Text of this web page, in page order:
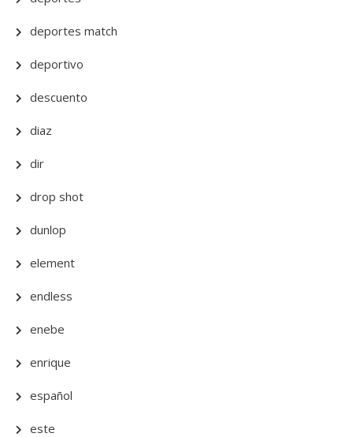
deportes match
deportivo
descuento
diaz
dir
drop shot
dunlop
element
endless
enebe
enrique
español
este